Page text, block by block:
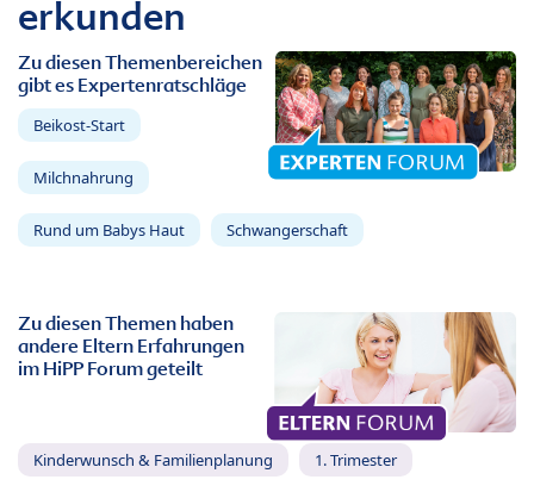
erkunden
Zu diesen Themenbereichen
gibt es Expertenratschläge
Beikost-Start
Milchnahrung
Rund um Babys Haut Schwangerschaft
Zu diesen Themen haben
andere Eltern Erfahrungen
im HiPP Forum geteilt
Kinderwunsch & Familienplanung 1. Trimester